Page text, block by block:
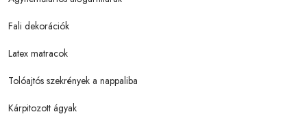
Fali dekorációk
Latex matracok
Tolóajtós szekrények a nappaliba
Kárpitozott ágyak